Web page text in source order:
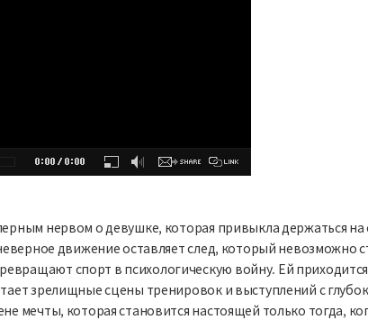
нервом о девушке, которая привыкла держаться
движение оставляет след, который невозможно
спорт в психологическую войну. Ей
зрелищные сцены тренировок и выступлений с
мечты, которая становится настоящей только тогда,